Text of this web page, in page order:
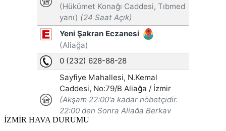
İZMİR HAVA DURUMU